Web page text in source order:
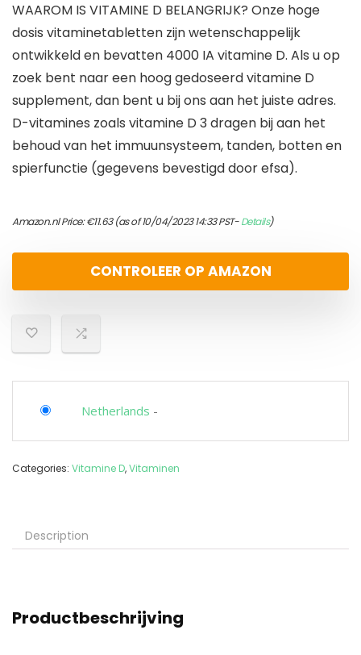
WAAROM IS VITAMINE D BELANGRIJK? Onze hoge
dosis vitaminetabletten zijn wetenschappelijk
ontwikkeld en bevatten 4000 IA vitamine D. Als u op
zoek bent naar een hoog gedoseerd vitamine D
supplement, dan bent u bij ons aan het juiste adres.
D-vitamines zoals vitamine D 3 dragen bij aan het
behoud van het immuunsysteem, tanden, botten en
spierfunctie (gegevens bevestigd door efsa).
Amazon.nl Price:€11.63(as of 10/04/2023 14:33 PST-Details)
CONTROLEER OP AMAZON
Netherlands -
Categories: Vitamine D,Vitaminen
Description
Productbeschrijving